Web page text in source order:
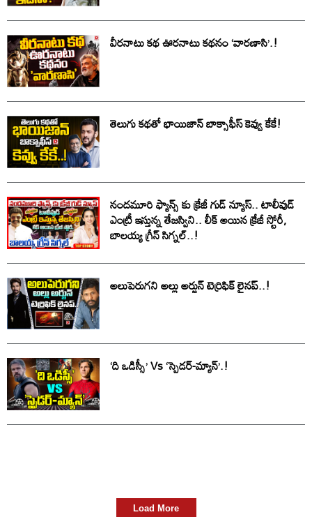
వీరనాటు కథ ఊరనాటు కథనం ‘వారణాసి’.!
తెలుగు కథతో భాయిజాన్ బాక్సాఫీస్ కెవ్వు కేకే!
నందమూరి ఫ్యాన్స్ కు క్రేజీ గుడ్ న్యూస్.. టాలీవుడ్
ఎంట్రీ ఇస్తున్న తేజస్విని.. లీక్ అయిన క్రేజీ స్టోరీ,
బాలయ్య గ్రీన్ సిగ్నల్..!
అలుపెరుగని అల్లు అర్జున్ టెర్రిఫిక్ లైనప్..‌!
‘ది ఒడిస్సీ’ Vs ‘స్పైడర్-మ్యాన్’.!
Load More